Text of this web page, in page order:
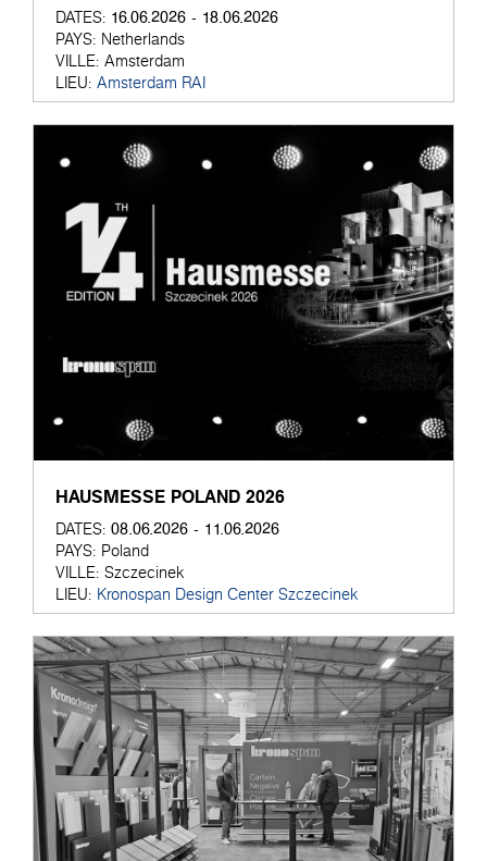
DATES: 16.06.2026 - 18.06.2026
PAYS: Netherlands
VILLE: Amsterdam
LIEU: Amsterdam RAI
HAUSMESSE POLAND 2026
DATES: 08.06.2026 - 11.06.2026
PAYS: Poland
VILLE: Szczecinek
LIEU: Kronospan Design Center Szczecinek